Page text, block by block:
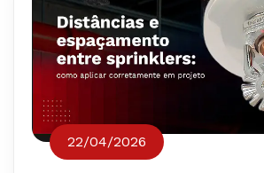
22/04/2026